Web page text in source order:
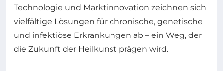
Technologie und Marktinnovation zeichnen sich
vielfältige Lösungen für chronische, genetische
und infektiöse Erkrankungen ab – ein Weg, der
die Zukunft der Heilkunst prägen wird.